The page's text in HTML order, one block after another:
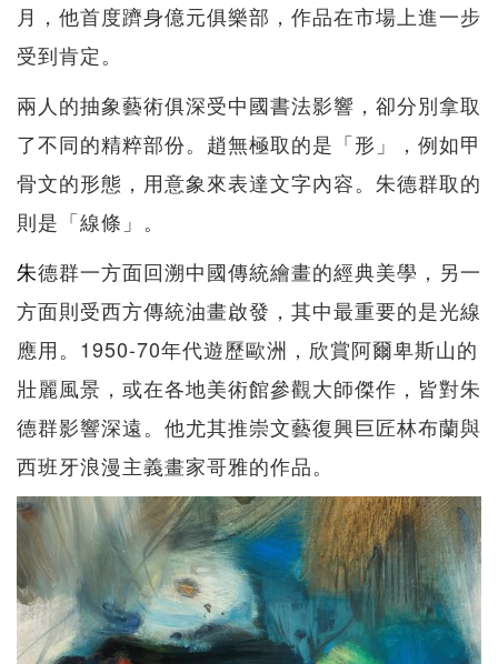
月，他首度躋身億元俱樂部，作品在市場上進一步
受到肯定。
兩人的抽象藝術俱深受中國書法影響，卻分別拿取
了不同的精粹部份。趙無極取的是「形」，例如甲
骨文的形態，用意象來表達文字內容。朱德群取的
則是「線條」。
朱德群一方面回溯中國傳統繪畫的經典美學，另一
方面則受西方傳統油畫啟發，其中最重要的是光線
應用。1950-70年代遊歷歐洲，欣賞阿爾卑斯山的
壯麗風景，或在各地美術館參觀大師傑作，皆對朱
德群影響深遠。他尤其推崇文藝復興巨匠林布蘭與
西班牙浪漫主義畫家哥雅的作品。